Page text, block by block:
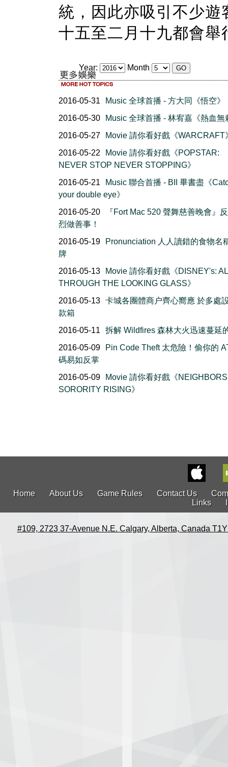
統，因此亦吸引不少
十五至二月十九都會
Year: Month
2016-05-31
Music 全球首播 - 方大同《悟空》
2016-05-30
Music 全球首播 - 林宥嘉《熱血無
2016-05-27
Movie 請你看好戲《WARCRAFT
2016-05-22
Movie 請你看好戲《POPSTAR:
NEVER STOP NEVER STOPPING》
2016-05-21
Music 聯合首播 - BII 畢書盡《
your double eye》
2016-05-20
『Fort Mac 520 聲舞慈善晚會』
烈做善事！
2016-05-19
Pronunciation 人人讀錯的食物名
牌
2016-05-13
Movie 請你看好戲《DISNEY's:
THROUGH THE LOOKING GLASS》
2016-05-13 卡城各團體商户齊心嚮應 於多處
款箱
2016-05-11
拆解 Wildfires 森林大火迅速蔓延
2016-05-09
Pin Code Theft 太危險！偷你的
碼易如反掌
2016-05-09
Movie 請你看好戲《
SORORITY RISING》
Home About Us Game Rules Contact Us
Links
#109, 2723 37-Avenue N.E. Calgary, Alberta, Canada